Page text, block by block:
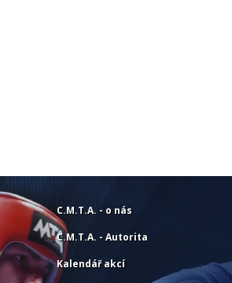
C.M.T.A. - o nás
C.M.T.A. - Autorita
Kalendář akcí